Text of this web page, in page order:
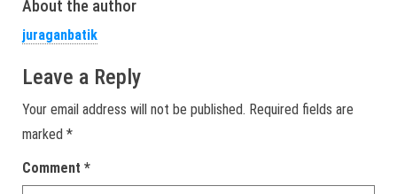
About the author
juraganbatik
Leave a Reply
Your email address will not be published. Required fields are
marked *
Comment *